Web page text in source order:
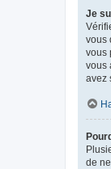
Je
vous
vous
vous
avez
de